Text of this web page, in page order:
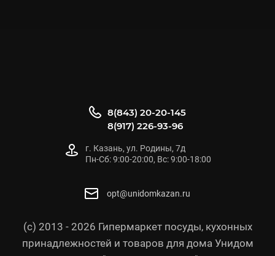
(с) 2013 - 2026 Гипермаркет посуды, кухонных
принадлежностей и товаров для дома Унидом
8(843) 20-20-145
8(917) 226-93-96
г. Казань, ул. Родины, 7д
Пн-Сб: 9:00-20:00, Вс: 9:00-18:00
opt@unidomkazan.ru